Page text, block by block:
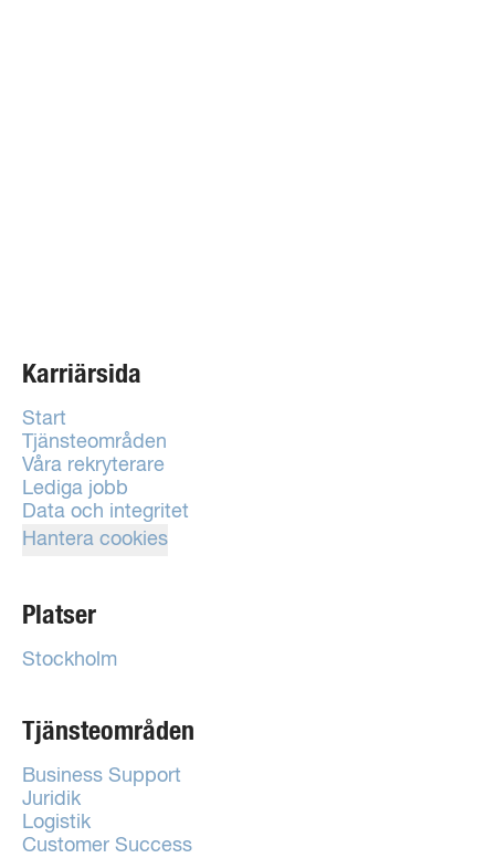
Karriärsida
Start
Tjänsteområden
Våra rekryterare
Lediga jobb
Data och integritet
Hantera cookies
Platser
Stockholm
Tjänsteområden
Business Support
Juridik
Logistik
Customer Success